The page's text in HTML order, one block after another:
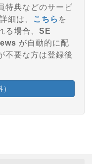
特典などのサービ
スを受けることができます。 詳細は、
こちら を
る場合、 SE
が自動的に配
不要な方は登録後